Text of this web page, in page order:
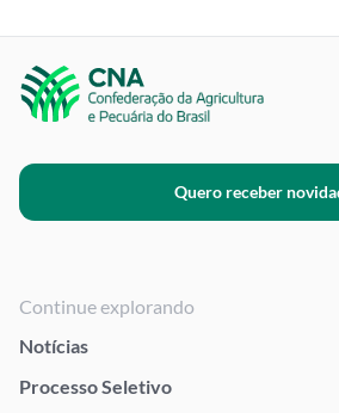
Quero receber
Continue explorando
Notícias
Processo Seletivo